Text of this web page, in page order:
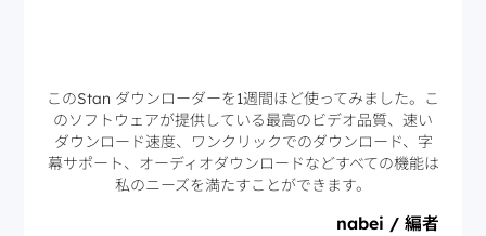
このStan ダウンローダーを1週間ほど使ってみました。こ
のソフトウェアが提供している最高のビデオ品質、速い
ダウンロード速度、ワンクリックでのダウンロード、字
幕サポート、オーディオダウンロードなどすべての機能は
私のニーズを満たすことができます。
nabei / 編者